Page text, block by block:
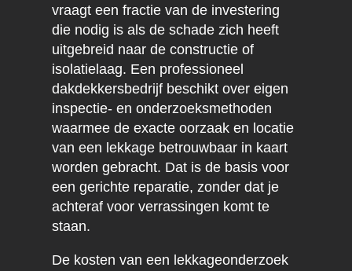
vraagt een fractie van de investering
die nodig is als de schade zich heeft
uitgebreid naar de constructie of
isolatielaag. Een professioneel
dakdekkersbedrijf beschikt over eigen
inspectie- en onderzoeksmethoden
waarmee de exacte oorzaak en locatie
van een lekkage betrouwbaar in kaart
worden gebracht. Dat is de basis voor
een gerichte reparatie, zonder dat je
achteraf voor verrassingen komt te
staan.
De kosten van een lekkageonderzoek